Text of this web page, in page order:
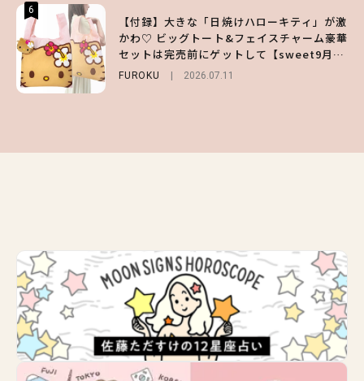
6
【付録】大きな「日焼けハローキティ」が激
かわ♡ ビッグトート&フェイスチャーム豪華
セットは完売前にゲットして【sweet9月号
増刊】
FUROKU 2026.07.11
6
【ハローキティ】がスシローと初コラボ♡
第1弾の気になるメニュー＆限定グッズを総
チェック！
LIFESTYLE 2026.07.31
6
【GU】夏の“主役級”アイテム決定！ヘルシ
ー＆可愛すぎる「大人の肌見せ」トップス3
選
FASHION 2026.07.19